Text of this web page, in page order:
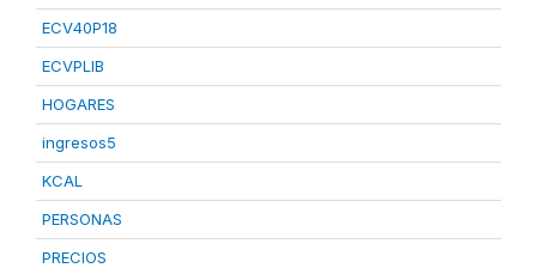
ECV40P18
ECVPLIB
HOGARES
ingresos5
KCAL
PERSONAS
PRECIOS